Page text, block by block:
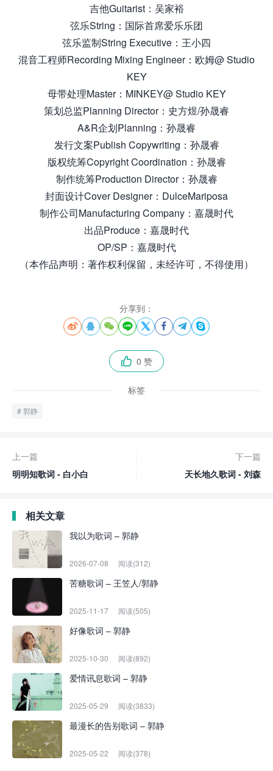
吉他Guitarist：吴家裕
弦乐String：国际首席爱乐乐团
弦乐监制String Executive：王小四
混音工程师Recording Mixing Engineer：欧姆@ Studio
KEY
母带处理Master：MINKEY@ Studio KEY
策划总监Planning Director：史方煜/孙晟睿
A&R企划Planning：孙晟睿
发行文案Publish Copywriting：孙晟睿
版权统筹Copyright Coordination：孙晟睿
制作统筹Production Director：孙晟睿
封面设计Cover Designer：DulceMariposa
制作公司Manufacturing Company：嘉晟时代
出品Produce：嘉晟时代
OP/SP：嘉晟时代
（本作品声明：著作权利保留，未经许可，不得使用）
分享到：
       
 0 赞
标签
郭静
上一篇
明明知歌词 - 白小白
下一篇
天长地久歌词 - 刘森
相关文章
我以为歌词 – 郭静
2026-07-08 阅读(312)
苦糖歌词 – 王笠人/郭静
2025-11-17 阅读(505)
好像歌词 – 郭静
2025-10-30 阅读(892)
爱情讯息歌词 – 郭静
2025-05-29 阅读(3833)
最漫长的告别歌词 – 郭静
2025-05-22 阅读(378)